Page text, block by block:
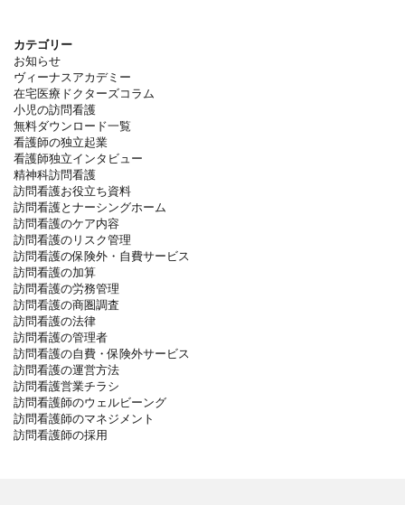
カテゴリー
お知らせ
ヴィーナスアカデミー
在宅医療ドクターズコラム
小児の訪問看護
無料ダウンロード一覧
看護師の独立起業
看護師独立インタビュー
精神科訪問看護
訪問看護お役立ち資料
訪問看護とナーシングホーム
訪問看護のケア内容
訪問看護のリスク管理
訪問看護の保険外・自費サービス
訪問看護の加算
訪問看護の労務管理
訪問看護の商圏調査
訪問看護の法律
訪問看護の管理者
訪問看護の自費・保険外サービス
訪問看護の運営方法
訪問看護営業チラシ
訪問看護師のウェルビーング
訪問看護師のマネジメント
訪問看護師の採用